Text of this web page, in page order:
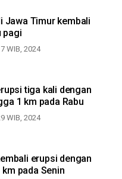
pagi
WIB, 2024
tiga kali dengan
1 km pada Rabu
WIB, 2024
erupsi dengan
pada Senin